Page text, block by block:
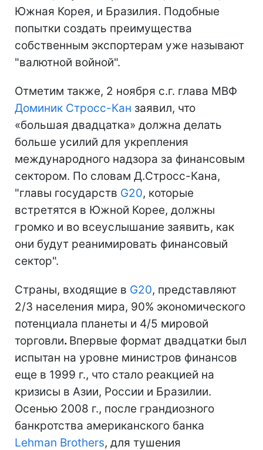
Южная Корея, и Бразилия. Подобные
попытки создать преимущества
собственным экспортерам уже называют
"валютной войной".
Отметим также, 2 ноября с.г. глава МВФ
Доминик Стросс-Кан заявил, что
«большая двадцатка» должна делать
больше усилий для укрепления
международного надзора за финансовым
сектором. По словам Д.Стросс-Кана,
"главы государств G20, которые
встретятся в Южной Корее, должны
громко и во всеуслышание заявить, как
они будут реанимировать финансовый
сектор".
Страны, входящие в G20, представляют
2/3 населения мира, 90% экономического
потенциала планеты и 4/5 мировой
торговли. Впервые формат двадцатки был
испытан на уровне министров финансов
еще в 1999 г., что стало реакцией на
кризисы в Азии, России и Бразилии.
Осенью 2008 г., после грандиозного
банкротства американского банка
Lehman Brothers, для тушения